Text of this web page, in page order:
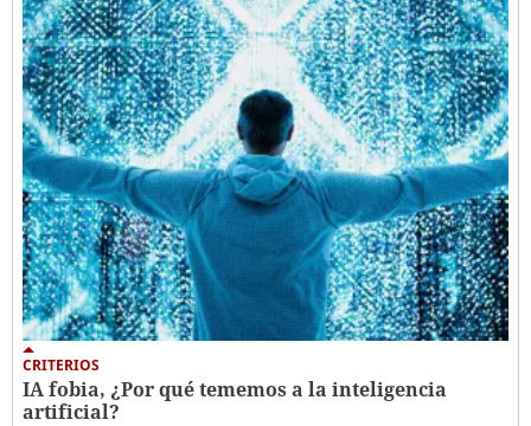
CRITERIOS
IA fobia, ¿Por qué tememos a la inteligencia
artificial?